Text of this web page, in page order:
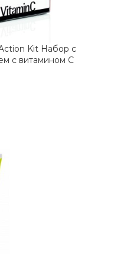
Kit Набор с
с витамином С